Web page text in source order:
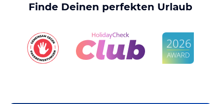
Finde Deinen perfekten Urlaub